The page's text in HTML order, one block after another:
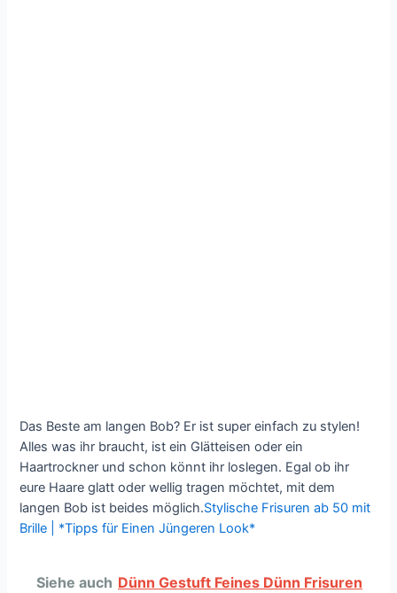
Das Beste am langen Bob? Er ist super einfach zu stylen!
Alles was ihr braucht, ist ein Glätteisen oder ein
Haartrockner und schon könnt ihr loslegen. Egal ob ihr
eure Haare glatt oder wellig tragen möchtet, mit dem
langen Bob ist beides möglich.Stylische Frisuren ab 50 mit
Brille | *Tipps für Einen Jüngeren Look*
Siehe auch Dünn Gestuft Feines Dünn Frisuren